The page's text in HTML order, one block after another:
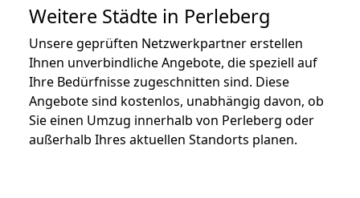
Weitere Städte in Perleberg
Unsere geprüften Netzwerkpartner erstellen
Ihnen unverbindliche Angebote, die speziell auf
Ihre Bedürfnisse zugeschnitten sind. Diese
Angebote sind kostenlos, unabhängig davon, ob
Sie einen Umzug innerhalb von Perleberg oder
außerhalb Ihres aktuellen Standorts planen.